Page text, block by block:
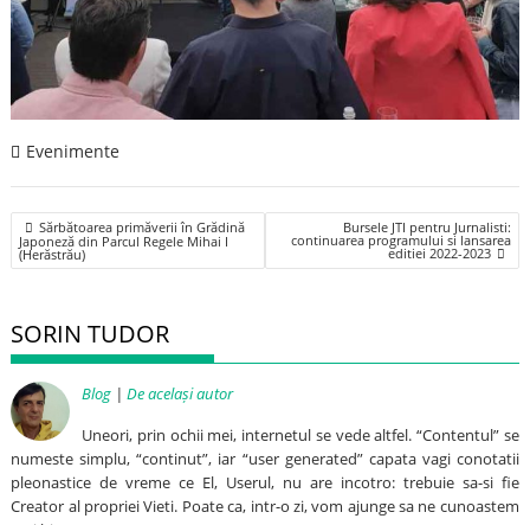
Evenimente
Post
navigation
Sărbătoarea primăverii în Grădină
Japoneză din Parcul Regele Mihai I
(Herăstrău)
Bursele JTI pentru Jurnalisti:
continuarea programului si lansarea
editiei 2022-2023
SORIN TUDOR
Blog |De același autor
Uneori, prin ochii mei, internetul se vede altfel. “Contentul” se
numeste simplu, “continut”, iar “user generated” capata vagi conotatii
pleonastice de vreme ce El, Userul, nu are incotro: trebuie sa-si fie
Creator al propriei Vieti. Poate ca, intr-o zi, vom ajunge sa ne cunoastem